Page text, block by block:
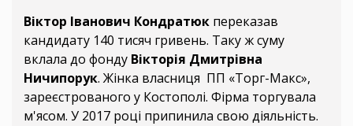
Віктор Іванович Кондратюк переказав
кандидату 140 тисяч гривень. Таку ж суму
вклала до фонду Вікторія Дмитрівна
Ничипорук. Жінка власниця ПП «Торг-Макс»,
зареєстрованого у Костополі. Фірма торгувала
м'ясом. У 2017 році припинила свою діяльність.